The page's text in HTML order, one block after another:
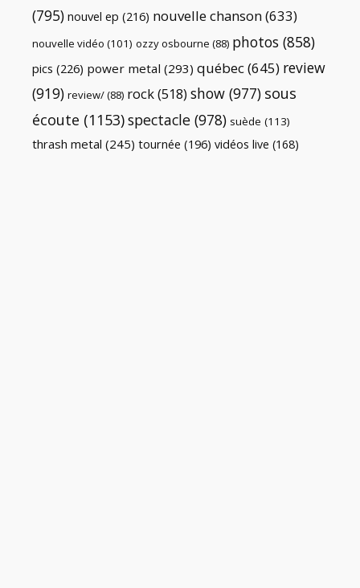
(795) nouvel ep (216) nouvelle chanson(633)
nouvelle vidéo (101) ozzy osbourne (88) photos (858)
pics (226) power metal (293) québec(645) review
(919) review/(88) rock(518) show (977) sous
écoute (1153)spectacle (978) suède (113)
thrash metal (245) tournée (196) vidéos live (168)